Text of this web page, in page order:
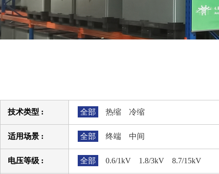
技术类型 : 全部 热缩 冷缩
适用场景 : 全部 终端 中间
电压等级 : 全部 0.6/1kV 1.8/3kV 8.7/15kV